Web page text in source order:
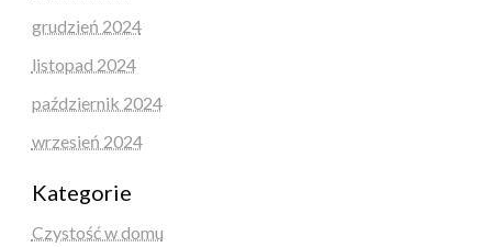
grudzień 2024
listopad 2024
październik 2024
wrzesień 2024
Kategorie
Czystość w domu